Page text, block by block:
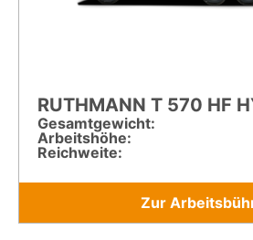
RUTHMANN T 570 HF
Gesamt­gewicht:
Arbeitshöhe:
Reichweite:
Zur